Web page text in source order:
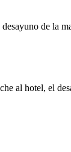
de la
al hotel, el